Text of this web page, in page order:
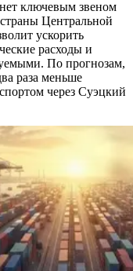
ключевым звеном
Центральной
ускорить
расходы и
По прогнозам,
раза меньше
через Суэцкий